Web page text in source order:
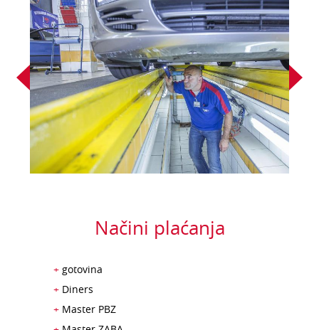
Načini plaćanja
gotovina
Diners
Master PBZ